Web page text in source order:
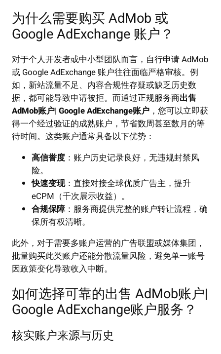
为什么需要购买 AdMob 或
Google AdExchange 账户？
对于个人开发者或中小型团队而言，自行申请 AdMob
或 Google AdExchange 账户往往面临严格审核。例
如，新站流量不足、内容合规性存疑或缺乏历史数
据，都可能导致申请被拒。而通过正规服务商出售
AdMob账户| Google AdExchange账户 ，您可以立即获
得一个经过验证的成熟账户，节省数周甚至数月的等
待时间。这类账户通常具备以下优势：
高信誉度 ：账户历史记录良好，无违规封禁风
险。
快速变现：直接对接全球优质广告主，提升
eCPM（千次展示收益）。
合规保障：服务商提供完整的账户转让流程，确
保所有权清晰。
此外，对于需要多账户运营的广告联盟或媒体集团，
批量购买此类账户还能分散流量风险，避免单一账号
因政策变化导致收入中断。
如何选择可靠的出售 AdMob账户|
Google AdExchange账户服务？
核实账户来源与历史